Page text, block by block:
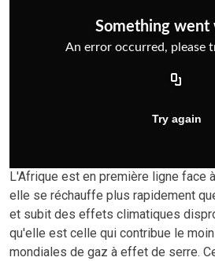
L'Afrique est en première ligne face
elle se réchauffe plus rapidement
et subit des effets climatiques
qu'elle est celle qui contribue le
mondiales de gaz à effet de serre.